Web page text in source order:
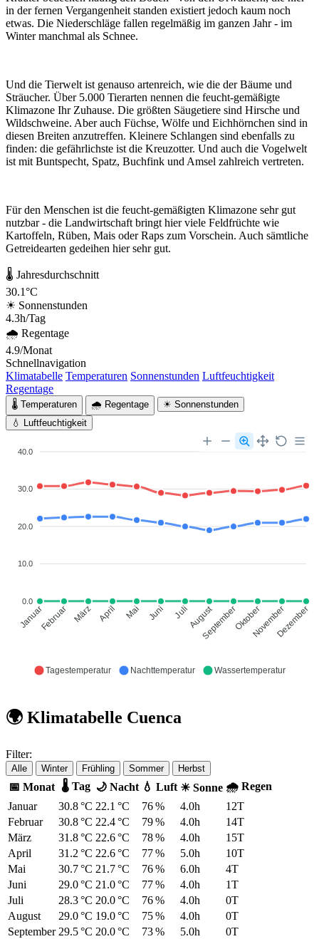
in der fernen Vergangenheit standen existiert jedoch kaum noch
etwas. Die Niederschläge fallen regelmäßig im ganzen Jahr - im
Winter manchmal als Schnee.
Und die Tierwelt ist genauso artenreich, wie die der Bäume und
Sträucher. Über 5.000 Tierarten nennen die feucht-gemäßigte
Klimazone Ihr Zuhause. Die größten Säugetiere sind Hirsche und
Wildschweine. Aber auch Füchse, Wölfe und Eichhörnchen sind in
diesen Breiten anzutreffen. Kleinere Schlangen sind ebenfalls zu
finden: die gefährlichste ist die Kreuzotter. Und auch die Vogelwelt
ist mit Buntspecht, Spatz, Buchfink und Amsel zahlreich vertreten.
Für den Menschen ist die feucht-gemäßigten Klimazone sehr gut
nutzbar - die Landwirtschaft bringt hier viele Feldfrüchte wie
Kartoffeln, Rüben, Mais oder Raps zum Vorschein. Auch sämtliche
Getreidearten gedeihen hier sehr gut.
🌡 Jahresdurchschnitt
30.1°C
☀ Sonnenstunden
4.3h/Tag
🌧 Regentage
4.9/Monat
Schnellnavigation
Klimatabelle Temperaturen Sonnenstunden Luftfeuchtigkeit
Regentage
🌡 Temperaturen 🌧 Regentage
☀ Sonnenstunden
💧 Luftfeuchtigkeit
40.0
30.0
20.0
10.0
0.0
JanuarFebruar März April Mai Juni JuliAugust
SeptemberOktoberNovemberDezember
Tagestemperatur Nachttemperatur Wassertemperatur
🌍 Klimatabelle Cuenca
Filter:
Alle Winter Frühling Sommer Herbst
📅 Monat 🌡 Tag 🌙 Nacht 💧 Luft ☀ Sonne 🌧 Regen
Januar
30.8 °C 22.1 °C 76 % 4.0h
12T
Februar
30.8 °C 22.4 °C 79 % 4.0h
14T
März
31.8 °C 22.6 °C 78 % 4.0h
15T
April
31.2 °C 22.6 °C 77 % 5.0h
10T
Mai
30.7 °C 21.7 °C 76 % 6.0h
4T
Juni
29.0 °C 21.0 °C 77 % 4.0h
1T
Juli
28.3 °C 20.0 °C 76 % 4.0h
0T
August
29.0 °C 19.0 °C 75 % 4.0h
0T
September 29.5 °C 20.0 °C 73 % 5.0h
0T